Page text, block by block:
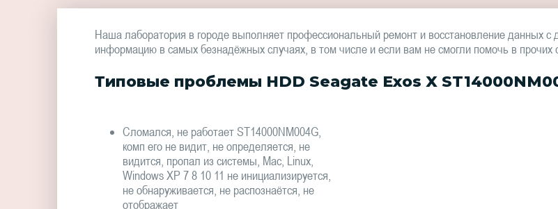
Наша лаборатория в городе выполняет профессиональный ремонт и восстановление данных
информацию в самых безнадёжных случаях, в том числе и если вам не смогли помочь в прочих
Типовые проблемы HDD Seagate Exos X
Сломался, не работает ST14000NM004G,
комп его не видит, не определяется, не
видится, пропал из системы, Mac, Linux,
Windows XP 7 8 10 11 не инициализируется,
не обнаруживается, не распознаётся, не
отображает